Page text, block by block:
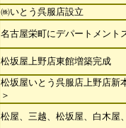
㈱いとう呉服店設立
名古屋栄町にデパートメント
松坂屋上野店東館増築完成
松坂屋いとう呉服店上野店
＞
松屋、三越、松坂屋、白木屋